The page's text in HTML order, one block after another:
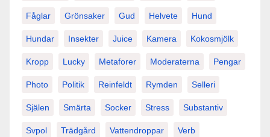
Fåglar Grönsaker Gud Helvete Hund
Hundar Insekter Juice Kamera Kokosmjölk
Kropp Lucky Metaforer Moderaterna Pengar
Photo Politik Reinfeldt Rymden Selleri
Själen Smärta Socker Stress Substantiv
Svpol Trädgård Vattendroppar Verb